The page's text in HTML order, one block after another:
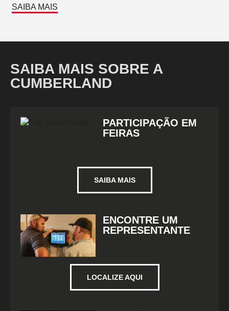
SAIBA MAIS
SAIBA MAIS SOBRE A
CUMBERLAND
PARTICIPAÇÃO EM
FEIRAS
SAIBA MAIS
ENCONTRE UM
REPRESENTANTE
LOCALIZE AQUI